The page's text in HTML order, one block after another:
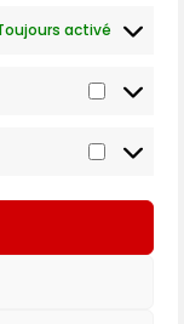
activé
de cookies